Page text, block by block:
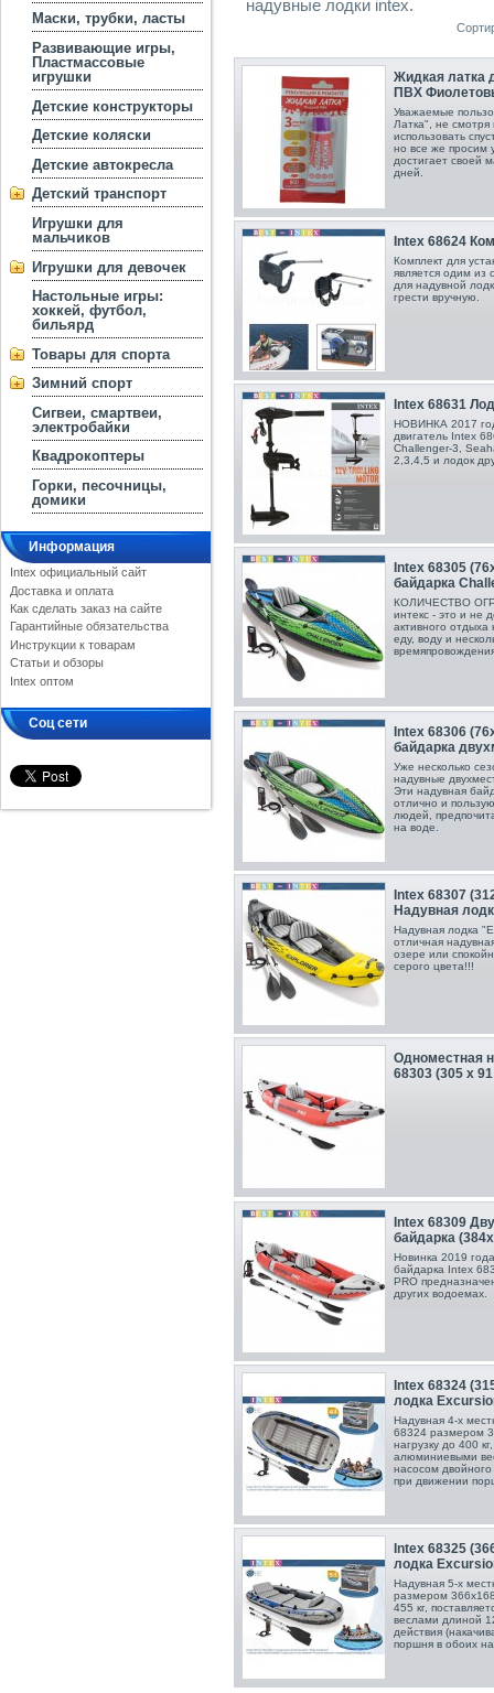
Маски, трубки, ласты
Развивающие игры,
Пластмассовые
игрушки
Детские конструкторы
Детские коляски
Детские автокресла
Детский транспорт
Игрушки для
мальчиков
Игрушки для девочек
Настольные игры:
хоккей, футбол,
бильярд
Товары для спорта
Зимний спорт
Сигвеи, смартвеи,
электробайки
Квадрокоптеры
Горки, песочницы,
домики
Информация
Intex официальный сайт
Доставка и оплата
Как сделать заказ на сайте
Гарантийные обязательства
Инструкции к товарам
Статьи и обзоры
Intex оптом
Соц сети
надувные лодки intex.
Жидкая латка
ПВХ
Уважаемые
Латка", не
использовать
но все же просим
достигает своей
дней.
Intex 68624
Комплект для
является одим из
для надувной
грести вручную.
Intex 68631
НОВИНКА 2017
двигатель Intex
Challenger-3,
2,3,4,5 и лодок
Intex 68305
байдарка
КОЛИЧЕСТВО
интекс - это и не
активного отдыха
еду, воду и
Intex 68306
байдарка
Уже несколько
надувные
Эти надувная
отлично и
людей,
на воде.
Intex 68307
Надувная
Надувная лодка
отличная
озере или
серого цвета!!!
Одноместная
68303 (305 x
Intex 68309
байдарка
Новинка 2019
байдарка Intex
PRO
других водоемах.
Intex 68324
лодка
Надувная 4-х
68324 размером
нагрузку до 400
алюминиевыми
насосом двойного
при движении
Intex 68325
лодка
Надувная 5-х
размером
455 кг,
веслами длиной
действия
поршня в обоих